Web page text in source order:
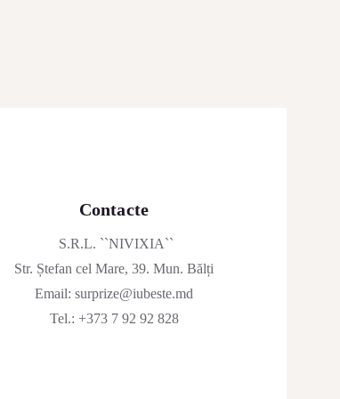
Contacte
S.R.L. ``NIVIXIA``
Str. Ștefan cel Mare, 39. Mun. Bălți
Email: surprize@iubeste.md
Tel.: +373 7 92 92 828